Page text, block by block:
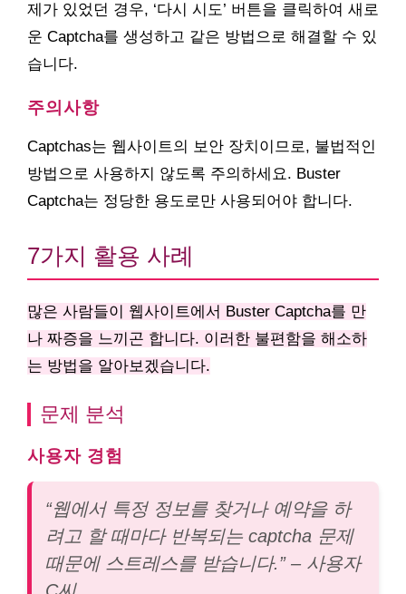
제가 있었던 경우, ‘다시 시도’ 버튼을 클릭하여 새로
운 Captcha를 생성하고 같은 방법으로 해결할 수 있
습니다.
주의사항
Captchas는 웹사이트의 보안 장치이므로, 불법적인
방법으로 사용하지 않도록 주의하세요. Buster
Captcha는 정당한 용도로만 사용되어야 합니다.
7가지 활용 사례
많은 사람들이 웹사이트에서 Buster Captcha를 만
나 짜증을 느끼곤 합니다. 이러한 불편함을 해소하
는 방법을 알아보겠습니다.
문제 분석
사용자 경험
“웹에서 특정 정보를 찾거나 예약을 하
려고 할 때마다 반복되는 captcha 문제
때문에 스트레스를 받습니다.” – 사용자